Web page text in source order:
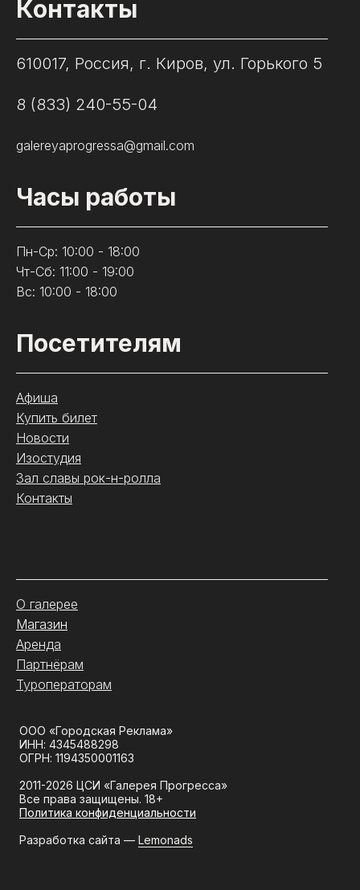
Контакты
610017, Россия, г. Киров, ул. Горького 5
8 (833) 240-55-04
galereyaprogressa@gmail.com
Часы работы
Пн-Ср: 10:00 - 18:00
Чт-Сб: 11:00 - 19:00
Вс: 10:00 - 18:00
Посетителям
Афиша
Купить билет
Новости
Изостудия
Зал славы рок-н-ролла
Контакты
О галерее
Магазин
Аренда
Партнёрам
Туроператорам
ООО «Городская Реклама»
ИНН: 4345488298
ОГРН: 1194350001163
2011-2026 ЦСИ «Галерея Прогресса»
Все права защищены. 18+
Политика конфиденциальности
Разработка сайта — Lemonads